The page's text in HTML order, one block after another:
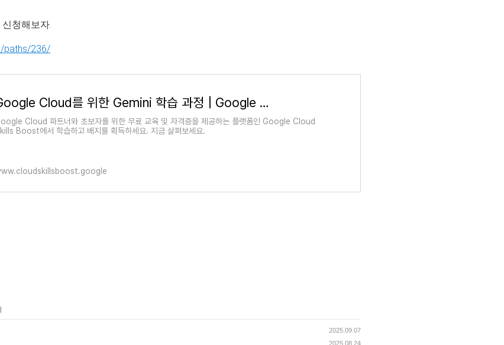
청해보자.
paths/236/
Google Cloud를 위한 Gemini 학습 과정 | Google Cloud Skills Boost
Cloud 파트너와 초보자를 위한 무료 교육 및 자격증을 제공하는 플랫폼인 Google Cloud
Boost에서 학습하고 배지를 획득하세요. 지금 살펴보세요.
2025.09.07
2025.08.24